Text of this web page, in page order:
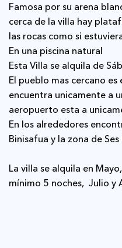
famosa por su arena blanca sus agua cristalina, también
cerca de la villa hay
las rocas como si
en una piscina natural
Esta Villa se alquila de
El pueblo mas cercano es el de Sant Luis que se
encuentra unicamente a
aeropuerto esta a
En los alrededores encontrara las playas de Binisafua y
Binisafua y la zona de Ses
La villa se alquila en Mayo, Junio, Septiembre y Octubre,
mínimo 5 noches, Julio y